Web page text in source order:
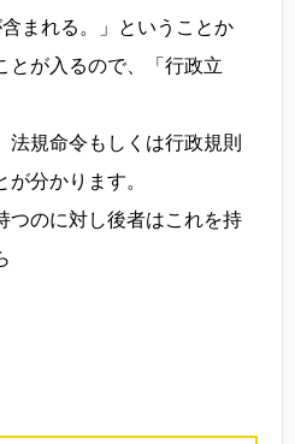
まれる。」ということか
とが入るので、「行政立
法規命令もしくは行政規則
分かります。
つのに対し後者はこれを持